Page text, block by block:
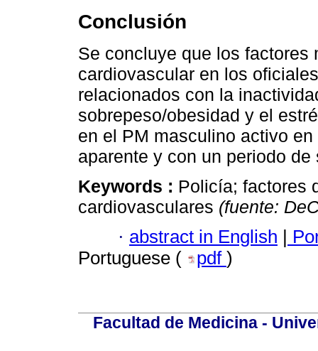
Conclusión
Se concluye que los factores
cardiovascular en los
relacionados con la
sobrepeso/obesidad y el
en el PM masculino activo
aparente y con un periodo
Keywords : Policía; factores
cardiovasculares (fuente:
· abstract in English
Portuguese (
pdf )
Facultad de Medicina -